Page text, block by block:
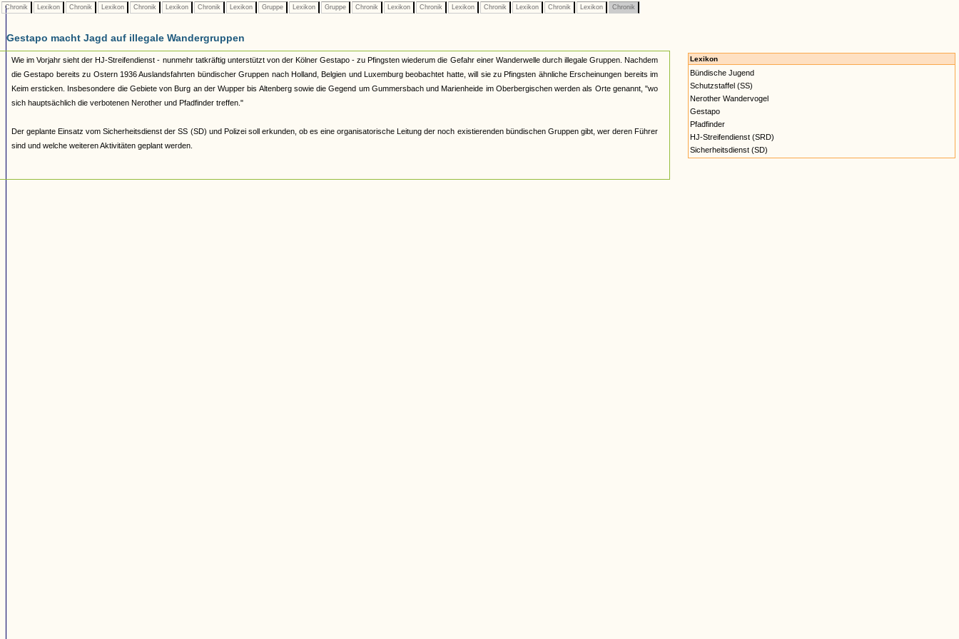
Chronik Lexikon Chronik Lexikon Chronik Lexikon Chronik Lexikon Gruppe Lexikon Gruppe Chronik Lexikon Chronik Lexikon Chronik Lexikon Chronik Lexikon Chronik
Gestapo macht Jagd auf illegale Wandergruppen
Wie im Vorjahr sieht der HJ-Streifendienst - nunmehr tatkräftig unterstützt von der Kölner Gestapo - zu Pfingsten wiederum die Gefahr einer Wanderwelle durch illegale Gruppen. Nachdem
die Gestapo bereits zu Ostern 1936 Auslandsfahrten bündischer Gruppen nach Holland, Belgien und Luxemburg beobachtet hatte, will sie zu Pfingsten ähnliche Erscheinungen bereits im
Keim ersticken. Insbesondere die Gebiete von Burg an der Wupper bis Altenberg sowie die Gegend um Gummersbach und Marienheide im Oberbergischen werden als Orte genannt, "wo
sich hauptsächlich die verbotenen Nerother und Pfadfinder treffen."
Der geplante Einsatz vom Sicherheitsdienst der SS (SD) und Polizei soll erkunden, ob es eine organisatorische Leitung der noch existierenden bündischen Gruppen gibt, wer deren Führer
sind und welche weiteren Aktivitäten geplant werden.
Lexikon
Bündische Jugend
Schutzstaffel (SS)
Nerother Wandervogel
Gestapo
Pfadfinder
HJ-Streifendienst (SRD)
Sicherheitsdienst (SD)